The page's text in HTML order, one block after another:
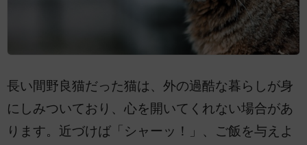
長い間野良猫だった猫は、外の過酷な暮らしが身
にしみついており、心を開いてくれない場合があ
ります。近づけば「シャーッ！」、ご飯を与えよ